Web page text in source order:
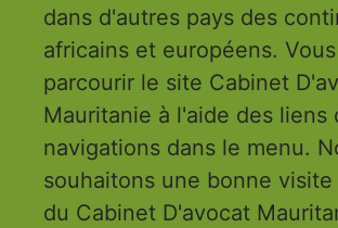
dans d'autres pays des
africains et européens. Vous pouvez
parcourir le site Cabinet
Mauritanie à l'aide des liens
navigations dans le menu. Nous vous
souhaitons une bonne
du Cabinet D'avocat